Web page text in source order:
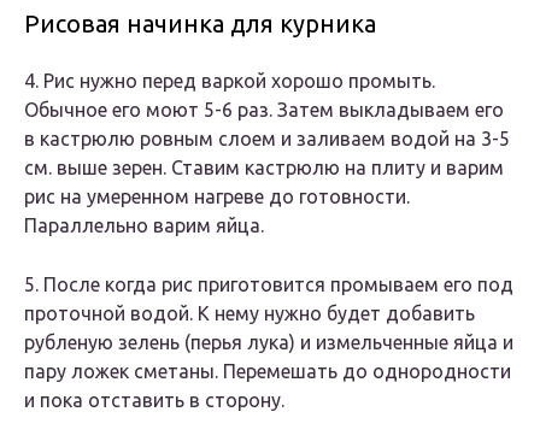
Рисовая начинка для курника
4. Рис нужно перед варкой хорошо промыть.
Обычное его моют 5-6 раз. Затем выкладываем его
в кастрюлю ровным слоем и заливаем водой на 3-5
см. выше зерен. Ставим кастрюлю на плиту и варим
рис на умеренном нагреве до готовности.
Параллельно варим яйца.
5. После когда рис приготовится промываем его под
проточной водой. К нему нужно будет добавить
рубленую зелень (перья лука) и измельченные яйца и
пару ложек сметаны. Перемешать до однородности
и пока отставить в сторону.